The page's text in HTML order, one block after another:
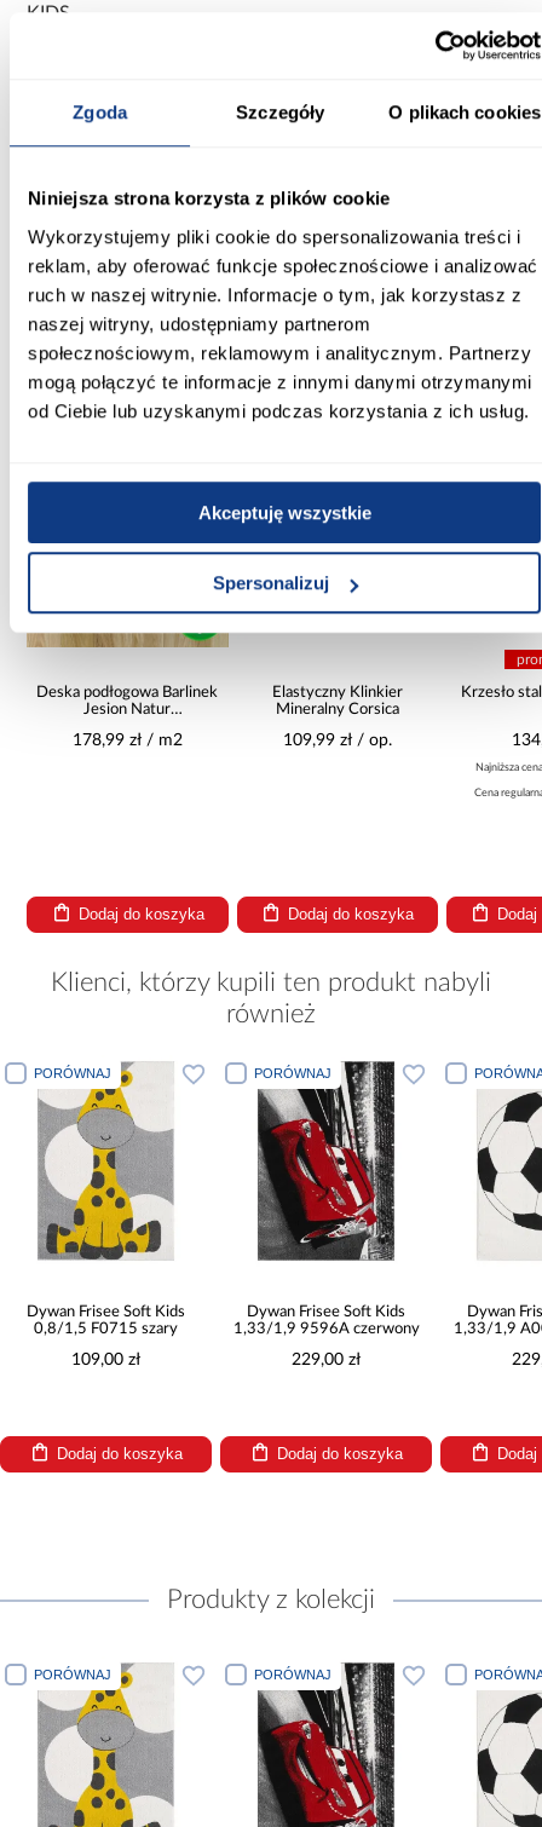
Zgoda Szczegóły O plikach cookies
Niniejsza strona korzysta z plików cookie
Wykorzystujemy pliki cookie do spersonalizowania treści i
reklam, aby oferować funkcje społecznościowe i analizować
ruch w naszej witrynie. Informacje o tym, jak korzystasz z
naszej witryny, udostępniamy partnerom
społecznościowym, reklamowym i analitycznym. Partnerzy
mogą połączyć te informacje z innymi danymi otrzymanymi
od Ciebie lub uzyskanymi podczas korzystania z ich usług.
Akceptuję wszystkie
Spersonalizuj
KIDS
Materiał wykonania:
pokój dziecięcy
Zobacz więcej >
Inni Klienci sprawdzali również
Deska podłogowa Barlinek
Jesion Natur
178,99 zł / m2
Dodaj do koszyka
Elastyczny Klinkier
Mineralny Corsica
109,99 zł / op.
Dodaj do koszyka
Krzesło
Najniższa
Cena
Klienci, którzy kupili ten produkt nabyli
również
PORÓWNAJ
Dywan Frisee Soft Kids
0,8/1,5 F0715 szary
109,00 zł
Dodaj do koszyka
PORÓWNAJ
Dywan Frisee Soft Kids
1,33/1,9 9596A czerwony
229,00 zł
Dodaj do koszyka
Dywan
1,33/1,9
Produkty z kolekcji
PORÓWNAJ PORÓWNAJ